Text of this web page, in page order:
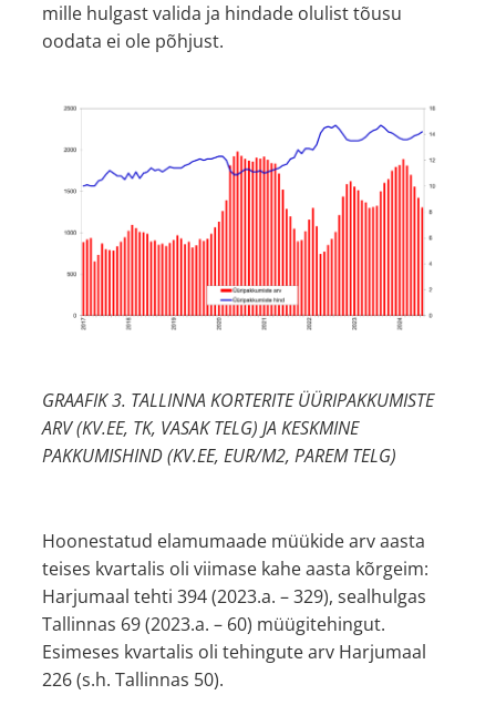
mille hulgast valida ja hindade olulist tõusu
oodata ei ole põhjust.
GRAAFIK 3. TALLINNA KORTERITE ÜÜRIPAKKUMISTE
ARV (KV.EE, TK, VASAK TELG) JA KESKMINE
PAKKUMISHIND (KV.EE, EUR/M2, PAREM TELG)
Hoonestatud elamumaade müükide arv aasta
teises kvartalis oli viimase kahe aasta kõrgeim:
Harjumaal tehti 394 (2023.a. – 329), sealhulgas
Tallinnas 69 (2023.a. – 60) müügitehingut.
Esimeses kvartalis oli tehingute arv Harjumaal
226 (s.h. Tallinnas 50).